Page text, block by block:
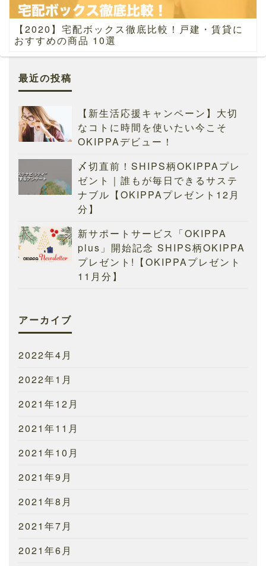
【2020】宅配ボックス徹底比較！戸建・賃貸に
おすすめの商品 10選
最近の投稿
【新生活応援キャンペーン】大切
なコトに時間を使いたい今こそ
OKIPPAデビュー！
〆切直前！SHIPS柄OKIPPAプレ
ゼント｜誰もが毎日できるサステ
ナブル【OKIPPAプレゼント12月
分】
新サポートサービス「OKIPPA
plus」開始記念 SHIPS柄OKIPPA
プレゼント!【OKIPPAプレゼント
11月分】
アーカイブ
2022年4月
2022年1月
2021年12月
2021年11月
2021年10月
2021年9月
2021年8月
2021年7月
2021年6月